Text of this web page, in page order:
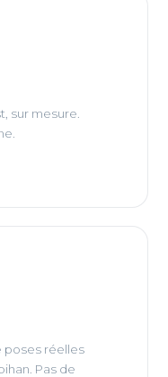
sur mesure.
poses réelles
Pas de